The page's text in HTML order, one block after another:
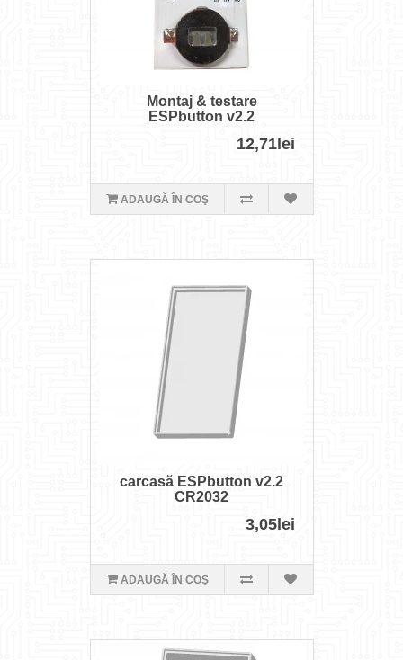
Montaj & testare
ESPbutton v2.2
12,71lei
ADAUGĂ ÎN COŞ
carcasă ESPbutton v2.2
CR2032
3,05lei
ADAUGĂ ÎN COŞ